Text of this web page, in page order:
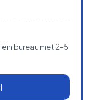
bureau met 2–5